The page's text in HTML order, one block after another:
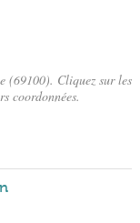
(69100). Cliquez sur les
coordonnées.